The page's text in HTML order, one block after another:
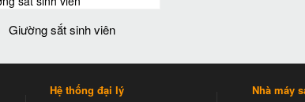
Giường sắt sinh viên
Hệ thống đại lý
Nhà máy